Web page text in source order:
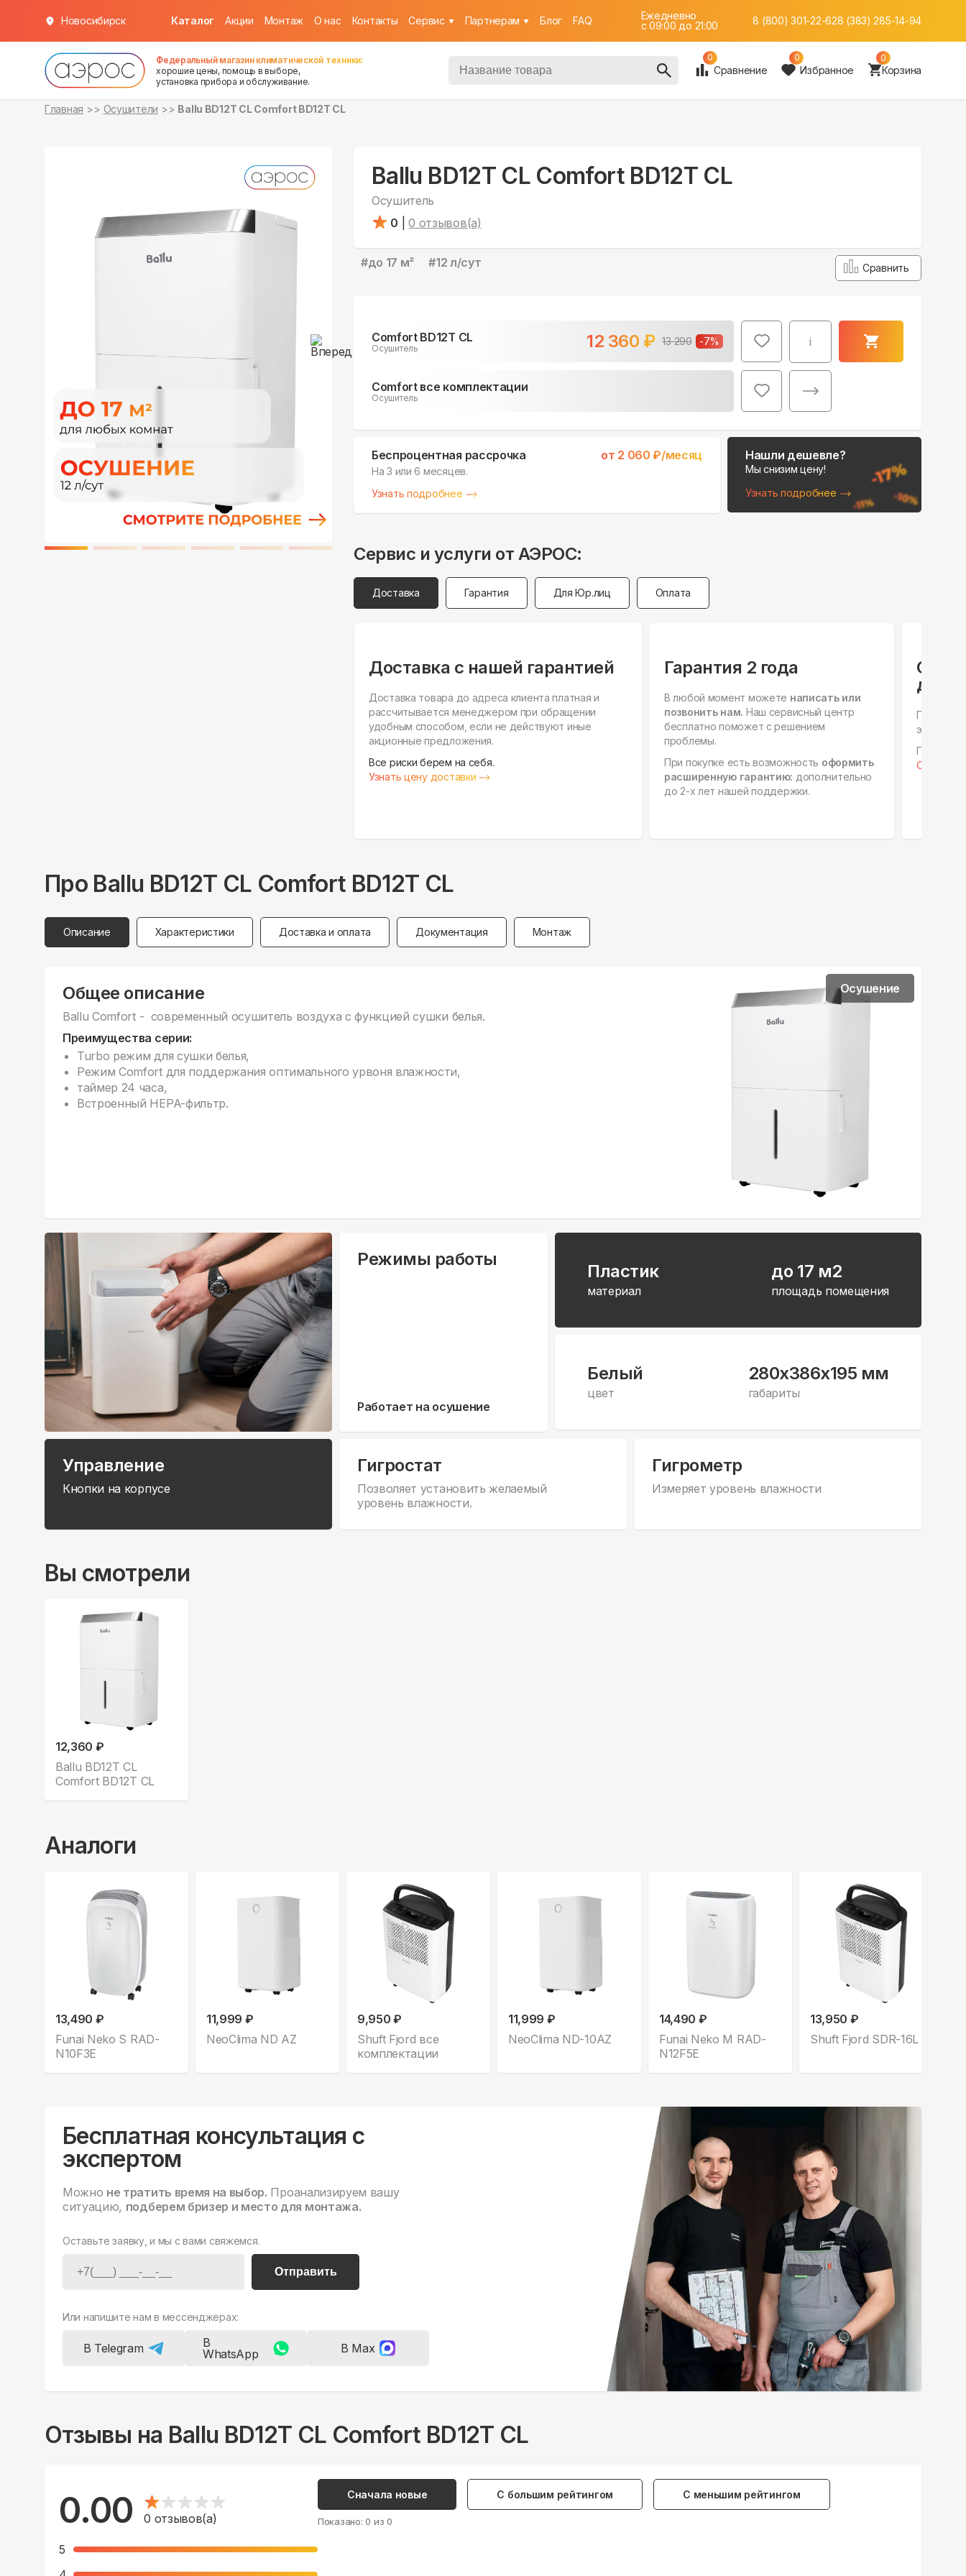
Новосибирск Каталог Акции Монтаж О нас Контакты Cервис Партнерам Блог FAQ
Ежедневно
c 09:00 до 21:00
8 (800) 301-22-628 (383) 285-14-94
Федеральный магазин климатической техники:
хорошие цены, помощь в выборе,
установка прибора и обслуживание.
0
Сравнение
0
Избранное
0
Корзина
Главная Осушители Ballu BD12T CL Comfort BD12T CL
Ballu BD12T CL Comfort BD12T CL
Осушитель
0
0 отзывов(а)
#до 17 м² #12 л/сут Сравнить
Comfort BD12T CL
Осушитель 12 360 ₽ 13 290 -7% i
уточняйте
Comfort все комплектации
Осушитель
уточняйте
Беспроцентная рассрочка от 2 060 ₽/месяц
На 3 или 6 месяцев.
Узнать подробнее
Нашли дешевле?
Мы снизим цену!
Узнать подробнее
Сервис и услуги от АЭРОС:
Доставка Гарантия Для Юр.лиц Оплата
Доставка с нашей гарантией
Доставка товара до адреса клиента платная и
рассчитывается менеджером при обращении
удобным способом, если не действуют иные
акционные предложения.
Все риски берем на себя.
Узнать цену доставки
Гарантия 2 года
В любой момент можете написать или
позвонить нам. Наш сервисный центр
бесплатно поможет с решением
проблемы.
При покупке есть возможность оформить
расширенную гарантию: дополнительно
до 2-х лет нашей поддержки.
для
этапах,
Готовы к
Про Ballu BD12T CL Comfort BD12T CL
Описание Характеристики Доставка и оплата Документация Монтаж
Общее описание
Ballu Comfort - современный осушитель воздуха с функцией сушки белья.
Преимущества серии:
Turbo режим для сушки белья,
Режим Comfort для поддержания оптимального урвоня влажности,
таймер 24 часа,
Встроенный HEPA-фильтр.
Осушение
Режимы работы
Работает на осушение
Пластик
материал
до 17 м2
площадь помещения
Белый
цвет
280x386x195 мм
габариты
Управление
Кнопки на корпусе
Гигростат
Позволяет установить желаемый
уровень влажности.
Гигрометр
Измеряет уровень влажности
Вы смотрели
12,360 ₽
Ballu BD12T CL
Comfort BD12T CL
Аналоги
13,490 ₽
Funai Neko S RAD-
N10F3E
11,999 ₽
NeoClima ND AZ
9,950 ₽
Shuft Fjord все
комплектации
11,999 ₽
NeoClima ND-10AZ
14,490 ₽
Funai Neko M RAD-
N12F5E
13,950 ₽
Shuft Fjord SDR-16L
Бесплатная консультация с
экспертом
Можно не тратить время на выбор. Проанализируем вашу
ситуацию, подберем бризер и место для монтажа.
Оставьте заявку, и мы с вами свяжемся.
Отправить
Или напишите нам в мессенджерах:
В Telegram
В
WhatsApp
В Max
Отзывы на Ballu BD12T CL Comfort BD12T CL
0.00 0 отзывов(а)
5
Сначала новые С большим рейтингом С меньшим рейтингом
Показано: 0 из 0